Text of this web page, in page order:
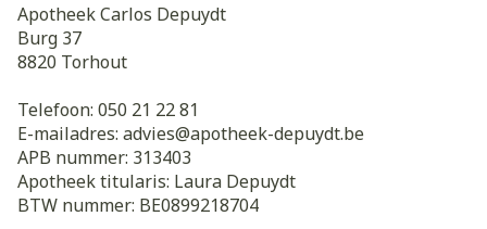
Apotheek Carlos Depuydt
Burg 37
8820 Torhout
Telefoon: 050 21 22 81
E-mailadres: advies@apotheek-depuydt.be
APB nummer: 313403
Apotheek titularis: Laura Depuydt
BTW nummer: BE0899218704